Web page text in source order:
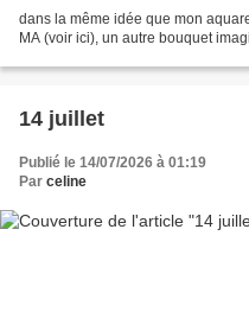
dans la même idée que mon
MA (voir ici), un autre bouquet
14 juillet
Publié le 14/07/2026 à 01:19
Par celine